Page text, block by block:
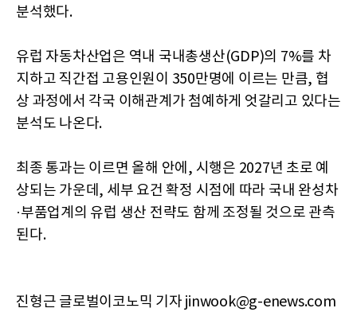
분석했다.
유럽 자동차산업은 역내 국내총생산(GDP)의 7%를 차
지하고 직간접 고용인원이 350만명에 이르는 만큼, 협
상 과정에서 각국 이해관계가 첨예하게 엇갈리고 있다는
분석도 나온다.
최종 통과는 이르면 올해 안에, 시행은 2027년 초로 예
상되는 가운데, 세부 요건 확정 시점에 따라 국내 완성차
·부품업계의 유럽 생산 전략도 함께 조정될 것으로 관측
된다.
진형근 글로벌이코노믹 기자 jinwook@g-enews.com